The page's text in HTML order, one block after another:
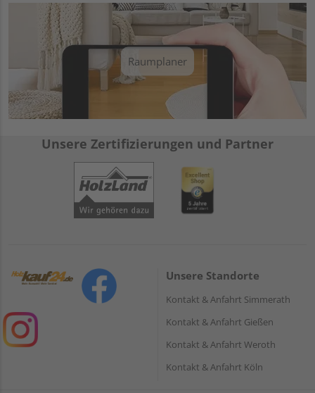
Raumplaner
Unsere Zertifizierungen und Partner
Unsere Standorte
Kontakt & Anfahrt Simmerath
Kontakt & Anfahrt Gießen
Kontakt & Anfahrt Weroth
Kontakt & Anfahrt Köln